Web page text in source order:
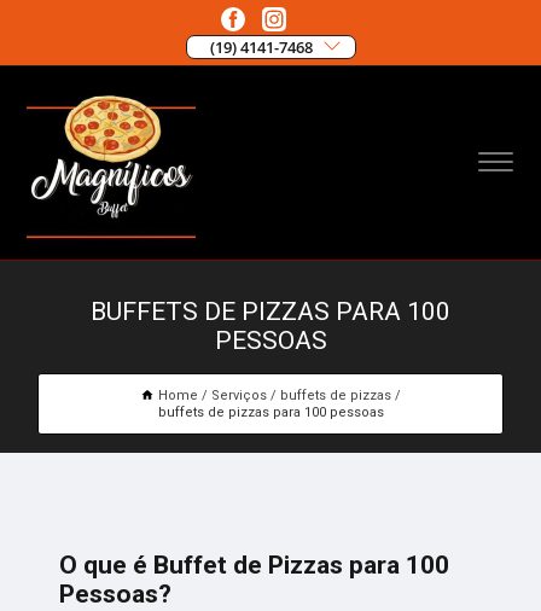
(19) 4141-7468
BUFFETS DE PIZZAS PARA 100
PESSOAS
Home Serviços
buffets de pizzas
buffets de pizzas para 100 pessoas
O que é Buffet de Pizzas para 100
Pessoas?